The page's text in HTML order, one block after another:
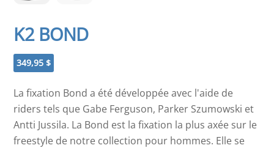
K2 BOND
349,95 $
La fixation Bond a été développée avec l'aide de
riders tels que Gabe Ferguson, Parker Szumowski et
Antti Jussila. La Bond est la fixation la plus axée sur le
freestyle de notre collection pour hommes. Elle se